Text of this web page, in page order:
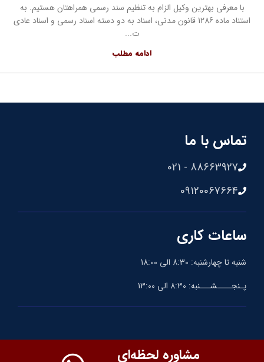
با معرفی بهترین وکیل الزام به تنظیم سند رسمی همراهتان هستیم. به
استناد ماده 1286 قانون مدنی، اسناد به دو دسته اسناد رسمی و اسناد عادی
ت...
ادامه مطلب
تماس با ما
88663927 - 021
09120067664
ساعات کاری
شنبه تا چهارشنبه: 8:30 الی 18:00
پـنجــــشـــنبه: 8:30 الی 13:00
مشاوره لحظه‌ای